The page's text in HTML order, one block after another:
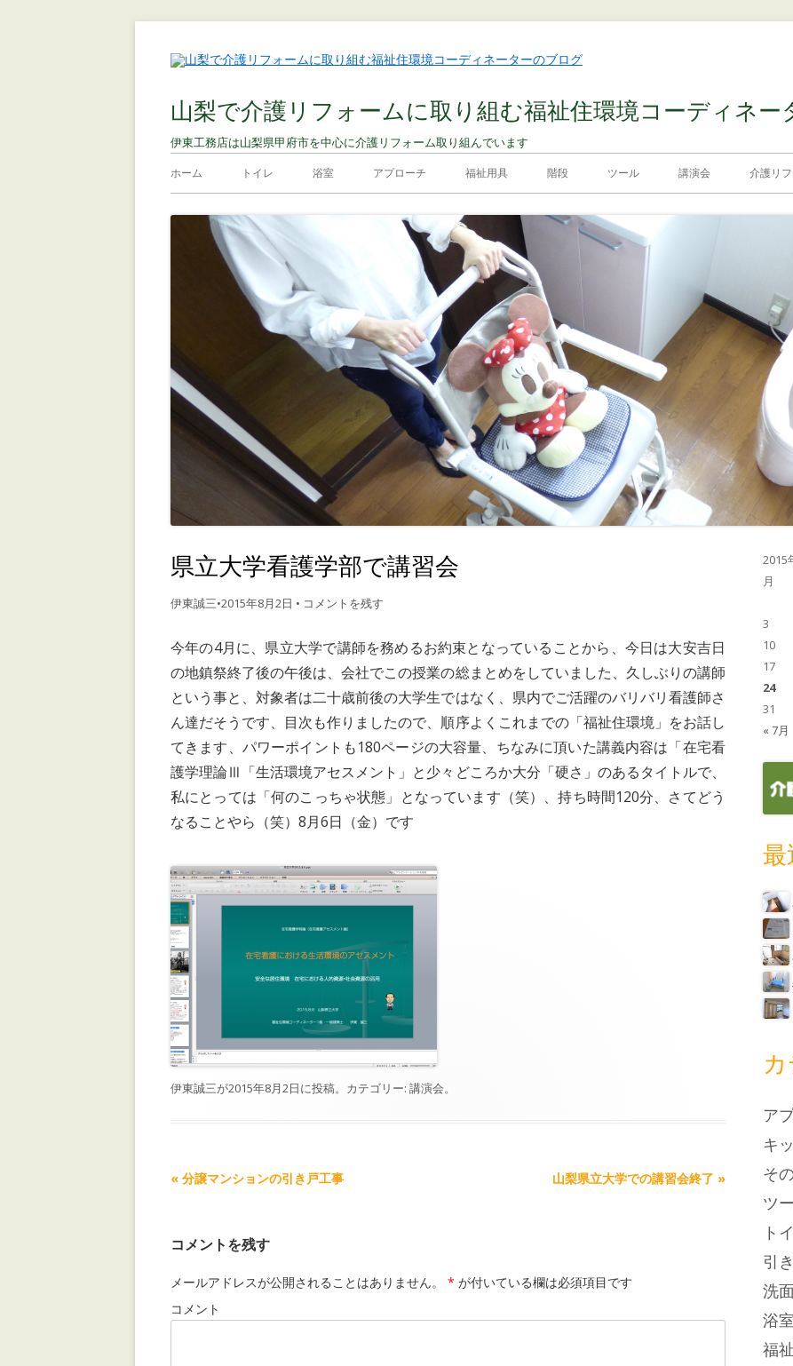
山梨で介護リフォームに取り組む福祉住環境コーディネー
伊東工務店は山梨県甲府市を中心に介護リフォーム取り組んでいます
ホーム トイレ 浴室 アプローチ 福祉用具 階段 ツール 講演会 介護リ
県立大学看護学部で講習会
伊東誠三•2015年8月2日 • コメントを残す
今年の4月に、県立大学で講師を務めるお約束となっていることから、今日は大安吉日
の地鎮祭終了後の午後は、会社でこの授業の総まとめをしていました、久しぶりの講師
という事と、対象者は二十歳前後の大学生ではなく、県内でご活躍のバリバリ看護師さ
ん達だそうです、目次も作りましたので、順序よくこれまでの「福祉住環境」をお話し
てきます、パワーポイントも180ページの大容量、ちなみに頂いた講義内容は「在宅看
護学理論Ⅲ「生活環境アセスメント」と少々どころか大分「硬さ」のあるタイトルで、
私にとっては「何のこっちゃ状態」となっています（笑）、持ち時間120分、さてどう
なることやら（笑）8月6日（金）です
伊東誠三が2015年8月2日に投稿。カテゴリー: 講演会。
記事ナビゲーション
« 分譲マンションの引き戸工事 山梨県立大学での講習会終了 »
コメントを残す
メールアドレスが公開されることはありません。 * が付いている欄は必須項目です
コメント
2015
月
« 7月
3
10
17
24
31
ア
キ
そ
ツ
ト
引
洗
浴室
福